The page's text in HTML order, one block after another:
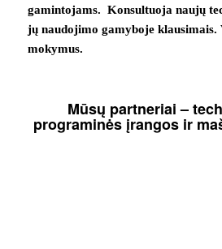
gamintojams. Konsultuoja naujų
jų naudojimo gamyboje klausimais.
mokymus.
Mūsų partneriai –
programinės įrangos ir